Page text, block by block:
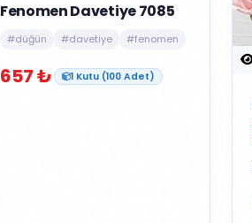
Fenomen Davetiye 7085
#düğün #davetiye #fenomen
657 ₺ 1 Kutu (100 Adet)